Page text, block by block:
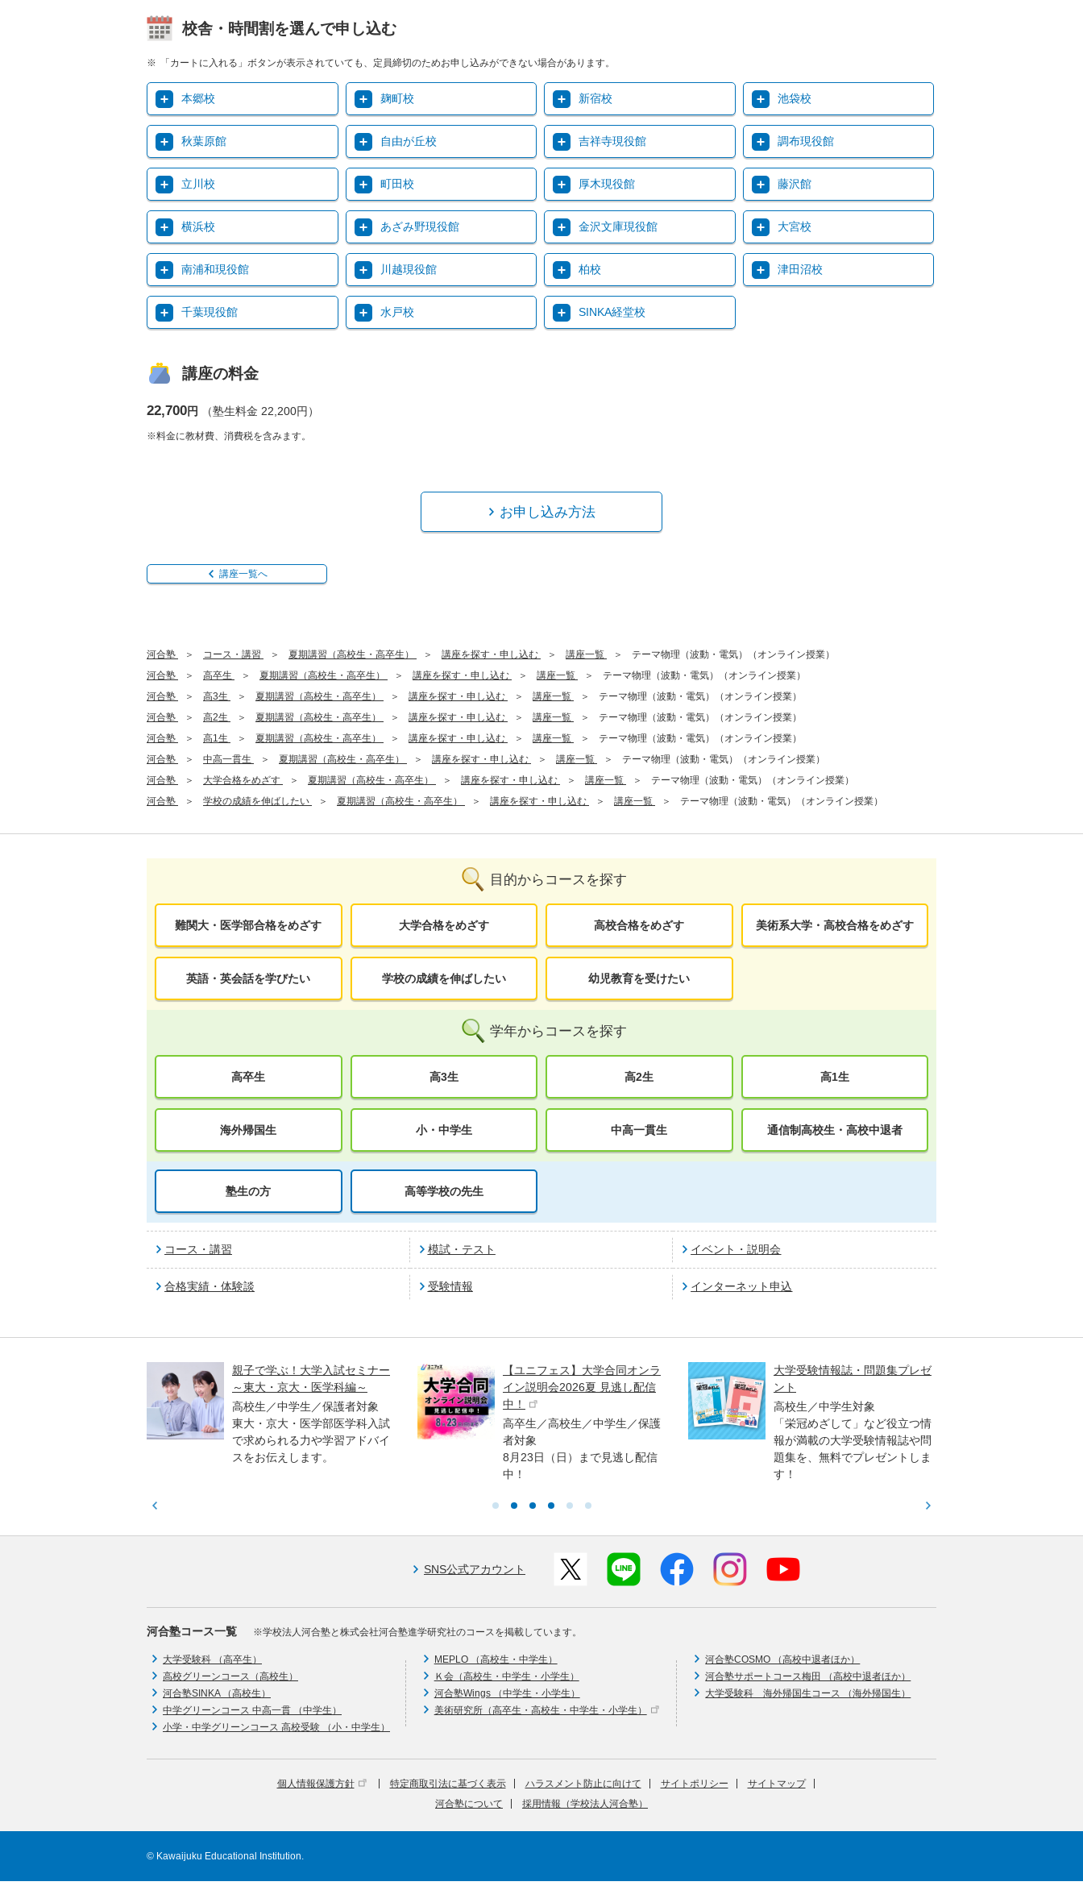
校舎・時間割を選んで申し込む
「カートに入れる」ボタンが表示されていても、定員締切のためお申し込みができない場合があります。
本郷校 麹町校 新宿校 池袋校
秋葉原館 自由が丘校 吉祥寺現役館 調布現役館
立川校 町田校 厚木現役館 藤沢館
横浜校 あざみ野現役館 金沢文庫現役館 大宮校
南浦和現役館 川越現役館 柏校 津田沼校
千葉現役館 水戸校 SINKA経堂校
講座の料金
22,700円 （塾生料金 22,200円）
※料金に教材費、消費税を含みます。
お申し込み方法
講座一覧へ
河合塾 コース・講習 夏期講習（高校生・高卒生） 講座を探す・申し込む 講座一覧
テーマ物理（波動・電気）（オンライン授業）
河合塾
高卒生 夏期講習（高校生・高卒生） 講座を探す・申し込む 講座一覧
テーマ物理（波動・電気）（オンライン授業）
河合塾
高3生 夏期講習（高校生・高卒生） 講座を探す・申し込む 講座一覧
テーマ物理（波動・電気）（オンライン授業）
河合塾
高2生 夏期講習（高校生・高卒生） 講座を探す・申し込む 講座一覧
テーマ物理（波動・電気）（オンライン授業）
河合塾
高1生 夏期講習（高校生・高卒生） 講座を探す・申し込む 講座一覧
テーマ物理（波動・電気）（オンライン授業）
河合塾
中高一貫生 夏期講習（高校生・高卒生） 講座を探す・申し込む 講座一覧
テーマ物理（波動・電気）（オンライン授業）
河合塾
大学合格をめざす 夏期講習（高校生・高卒生） 講座を探す・申し込む 講座一覧
テーマ物理（波動・電気）（オンライン授業）
河合塾
学校の成績を伸ばしたい 夏期講習（高校生・高卒生） 講座を探す・申し込む 講座一覧 テーマ物理（波動・電気）（オンライン授業）
目的からコースを探す
難関大・医学部合格をめざす 大学合格をめざす 高校合格をめざす 美術系大学・高校合格をめざす
英語・英会話を学びたい 学校の成績を伸ばしたい 幼児教育を受けたい
学年からコースを探す
高卒生 高3生 高2生 高1生
海外帰国生 小・中学生 中高一貫生 通信制高校生・高校中退者
塾生の方 高等学校の先生
コース・講習 模試・テスト イベント・説明会
合格実績・体験談 受験情報 インターネット申込
親子で学ぶ！大学入試セミナー
～東大・京大・医学科編～
高校生／中学生／保護者対象
東大・京大・医学部医学科入試
で求められる力や学習アドバイ
スをお伝えします。
【ユニフェス】大学合同オンラ
イン説明会2026夏 見逃し配信
中！
高卒生／高校生／中学生／保護
者対象
8月23日（日）まで見逃し配信
中！
大学受験情報誌・問題集プレゼ
ント
高校生／中学生対象
「栄冠めざして」など役立つ情
報が満載の大学受験情報誌や問
題集を、無料でプレゼントしま
す！
SNS公式アカウント
河合塾コース一覧 ※学校法人河合塾と株式会社河合塾進学研究社のコースを掲載しています。
大学受験科 （高卒生）
高校グリーンコース（高校生）
河合塾SINKA （高校生）
中学グリーンコース 中高一貫 （中学生）
小学・中学グリーンコース 高校受験 （小・中学生）
MEPLO （高校生・中学生）
Ｋ会（高校生・中学生・小学生）
河合塾Wings （中学生・小学生）
美術研究所（高卒生・高校生・中学生・小学生）
河合塾COSMO （高校中退者ほか）
河合塾サポートコース梅田 （高校中退者ほか）
大学受験科 海外帰国生コース （海外帰国生）
個人情報保護方針 特定商取引法に基づく表示 ハラスメント防止に向けて サイトポリシー
サイトマップ
河合塾について
採用情報（学校法人河合塾）
© Kawaijuku Educational Institution.